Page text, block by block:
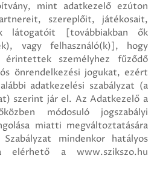
mint adatkezelő ezúton
szereplőit, játékosait,
látogatóit [továbbiakban ők
vagy felhasználó(k)], hogy
személyhez fűződő
önrendelkezési jogukat, ezért
adatkezelési szabályzat (a
szerint jár el. Az Adatkezelő a
módosuló jogszabályi
miatti megváltoztatására
mindenkor hatályos
elérhető a www.szikszo.hu